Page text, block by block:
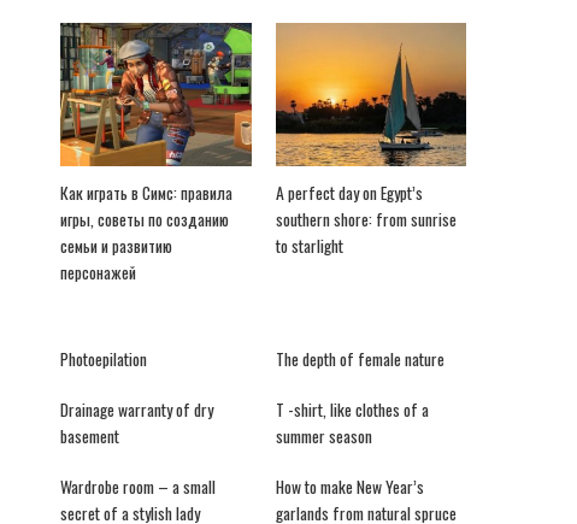
Как играть в Симс: правила
игры, советы по созданию
семьи и развитию
персонажей
A perfect day on Egypt’s
southern shore: from sunrise
to starlight
Photoepilation The depth of female nature
Drainage warranty of dry
basement
T -shirt, like clothes of a
summer season
Wardrobe room – a small
secret of a stylish lady
How to make New Year’s
garlands from natural spruce